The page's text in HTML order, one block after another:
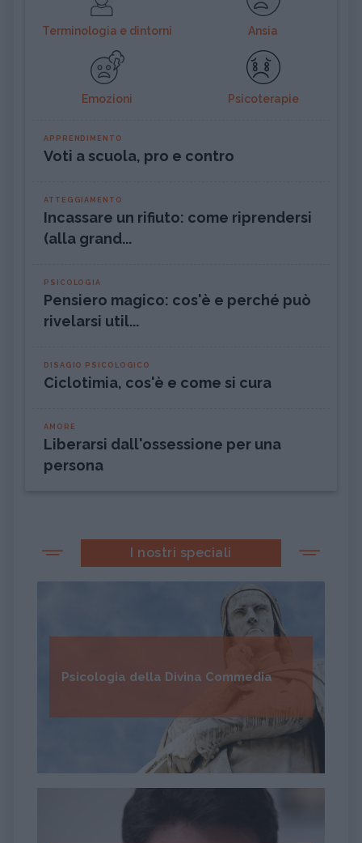
Terminologia e dintorni Ansia
Emozioni Psicoterapie
APPRENDIMENTO
Voti a scuola, pro e contro
ATTEGGIAMENTO
Incassare un rifiuto: come riprendersi
(alla grand...
PSICOLOGIA
Pensiero magico: cos'è e perché può
rivelarsi util...
DISAGIO PSICOLOGICO
Ciclotimia, cos'è e come si cura
AMORE
Liberarsi dall'ossessione per una
persona
I nostri speciali
Psicologia della Divina Commedia